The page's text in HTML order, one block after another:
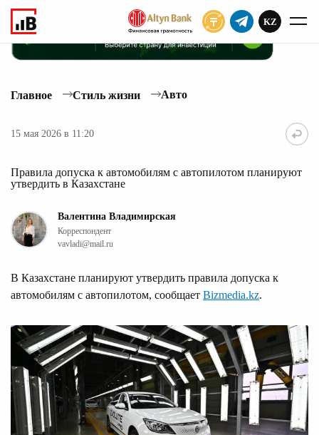
KZ
Главное Стиль жизни Авто
15 мая 2026 в 11:20
Правила допуска к автомобилям с автопилотом планируют
утвердить в Казахстане
Валентина Владимирская
Корреспондент
vavladi@mail.ru
В Казахстане планируют утвердить правила допуска к
автомобилям с автопилотом, сообщает Bizmedia.kz.